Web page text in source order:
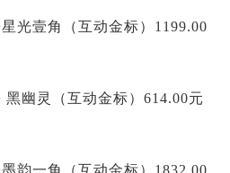
光壹角（互动金标）1199.00
黑幽灵（互动金标）614.00元
韵一角（互动金标）1832.00